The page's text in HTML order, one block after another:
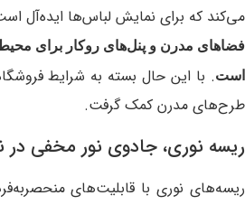
می‌کند که برای نمایش لباس‌ها ایده‌آل
فضاهای مدرن و پنل‌های روکار برای
است
طرح‌های مدرن کمک گرفت.
ریسه نوری، جادوی نور مخفی در
ریسه‌های نوری با قابلیت‌های